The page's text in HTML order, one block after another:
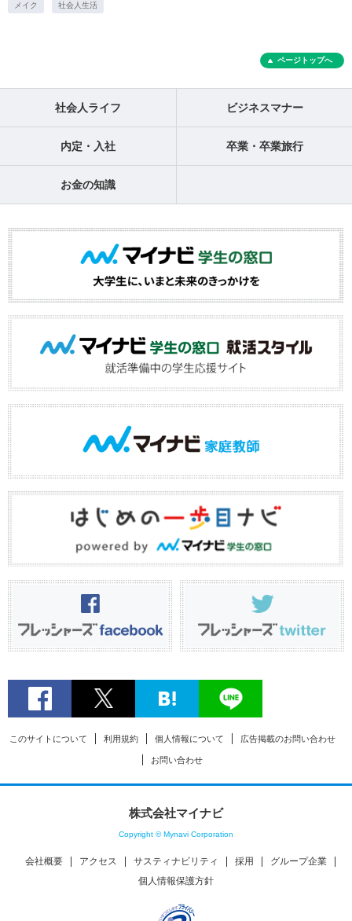
メイク 社会人生活
ページトップへ
社会人ライフ ビジネスマナー
内定・入社 卒業・卒業旅行
お金の知識
このサイトについて 利用規約 個人情報について 広告掲載のお問い合わせ
お問い合わせ
株式会社マイナビ
Copyright © Mynavi Corporation
会社概要 アクセス サスティナビリティ 採用
グループ企業
個人情報保護方針